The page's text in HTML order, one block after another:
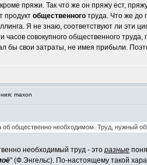
пряжи. Так что же он пряжу ест,
продукт общественного труда. Что же до
Я не знаю, соответствуют ли эти
совокупного общественного
бы свои затраты, не имея прибыли.
maxon
общественно необходимом. Труд, нужный
необходимый труд - это разные
" (Ф.Энгельс). По-настоящему такой